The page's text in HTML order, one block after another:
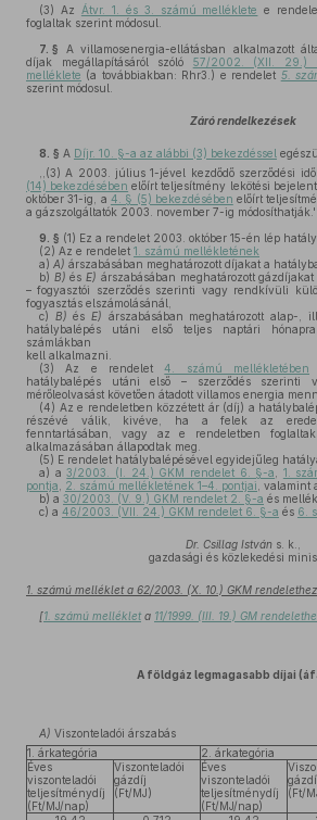
(3) Az Átvr. 1. és 3. számú melléklete e
foglaltak szerint módosul.
7. § A villamosenergia-ellátásban alkalmazott
díjak megállapításáról szóló 57/2002. (XII. 29.)
melléklete (a továbbiakban: Rhr3.) e rendelet 5.
szerint módosul.
Záró rendelkezések
8. § A Díjr. 10. §-a az alábbi (3) bekezdéssel
,,(3) A 2003. július 1-jével kezdődő szerződési
(14) bekezdésében előírt teljesítmény lekötési
október 31-ig, a 4. § (5) bekezdésében előírt
a gázszolgáltatók 2003. november 7-ig módosíthatják.''
9. § (1) Ez a rendelet 2003. október 15-én lép
(2) Az e rendelet 1. számú mellékletének
a) A) árszabásában meghatározott díjakat a
b) B) ésE) árszabásában meghatározott
– fogyasztói szerződés szerinti vagy rendkívüli
fogyasztás elszámolásánál,
c) B) ésE) árszabásában meghatározott alap-,
hatálybalépés utáni első teljes naptári hónapra
számlákban
kell alkalmazni.
(3) Az e rendelet4. számú mellékletében
hatálybalépés utáni első – szerződés szerinti
mérőleolvasást követően átadott villamos energia
(4) Az e rendeletben közzétett ár (díj) a
részévé válik, kivéve, ha a felek az eredeti
fenntartásában, vagy az e rendeletben
alkalmazásában állapodtak meg.
(5) E rendelet hatálybalépésével egyidejűleg
a) a3/2003. (I. 24.) GKM rendelet 6. §-a
1.
pontja
2. számú mellékletének 1–4. pontjai , valamint
b) a 30/2003. (V. 9.) GKM rendelet 2. §-a és
c) a 46/2003. (VII. 24.) GKM rendelet 6. §-a és 6.
Dr. Csillag István s. k.,
gazdasági és közlekedési
1. számú melléklet a 62/2003. (X. 10.) GKM rendelethez
[1. számú mellékleta 11/1999. (III. 19.) GM
A földgáz legmagasabb díjai
A) Viszonteladói árszabás
1. árkategória
2. árkategória
Éves
viszonteladói
teljesítménydíj
(Ft/MJ/nap)
Viszonteladói
gázdíj
(Ft/MJ)
Éves
viszonteladói
teljesítménydíj
(Ft/MJ/nap)
(Ft/